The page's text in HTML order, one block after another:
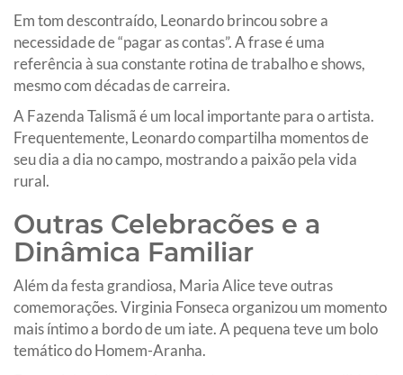
Em tom descontraído, Leonardo brincou sobre a
necessidade de “pagar as contas”. A frase é uma
referência à sua constante rotina de trabalho e shows,
mesmo com décadas de carreira.
A Fazenda Talismã é um local importante para o artista.
Frequentemente, Leonardo compartilha momentos de
seu dia a dia no campo, mostrando a paixão pela vida
rural.
Outras Celebracões e a
Dinâmica Familiar
Além da festa grandiosa, Maria Alice teve outras
comemorações. Virginia Fonseca organizou um momento
mais íntimo a bordo de um iate. A pequena teve um bolo
temático do Homem-Aranha.